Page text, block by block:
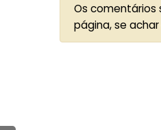
Os comentários
página, se